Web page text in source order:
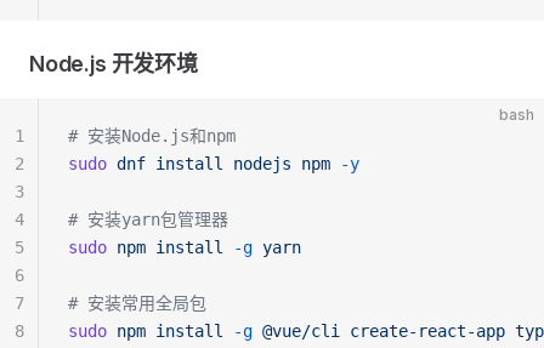
Node.js 开发环境
bash
# 安装Node.js和npm
sudo dnf install nodejs npm -y
# 安装yarn包管理器
sudo npm install -g yarn
# 安装常用全局包
sudo npm install -g @vue/cli create-react-app
1
2
3
4
5
6
7
8